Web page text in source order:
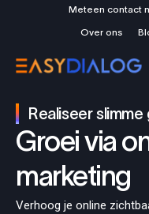
Meteen contact
Over ons
Realiseer
Groei via
marketing
Verhoog je online